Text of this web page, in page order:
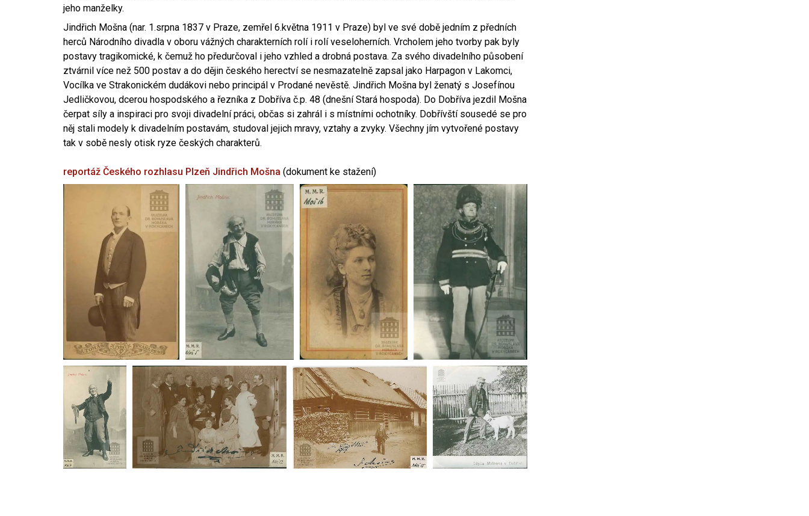
jeho manželky.
Jindřich Mošna (nar. 1.srpna 1837 v Praze, zemřel 6.května 1911 v Praze) byl ve své době jedním z předních
herců Národního divadla v oboru vážných charakterních rolí i rolí veseloherních. Vrcholem jeho tvorby pak byly
postavy tragikomické, k čemuž ho předurčoval i jeho vzhled a drobná postava. Za svého divadelního působení
ztvárnil více než 500 postav a do dějin českého herectví se nesmazatelně zapsal jako Harpagon v Lakomci,
Vocílka ve Strakonickém dudákovi nebo principál v Prodané nevěstě. Jindřich Mošna byl ženatý s Josefínou
Jedličkovou, dcerou hospodského a řezníka z Dobříva č.p. 48 (dnešní Stará hospoda). Do Dobříva jezdil Mošna
čerpat síly a inspiraci pro svoji divadelní práci, občas si zahrál i s místními ochotníky. Dobřívští sousedé se pro
něj stali modely k divadelním postavám, studoval jejich mravy, vztahy a zvyky. Všechny jím vytvořené postavy
tak v sobě nesly otisk ryze českých charakterů.
reportáž Českého rozhlasu Plzeň Jindřich Mošna (dokument ke stažení)